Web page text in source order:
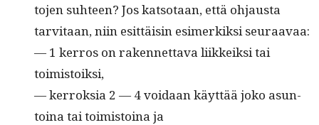
to­jen suh­teen? Jos kat­so­taan, että ohjaus­ta
tarvi­taan, niin esit­täisin esimerkik­si seuraavaa:
— 1 ker­ros on raken­net­ta­va liikkeik­si tai
toimistoiksi,
— ker­roksia 2 — 4 voidaan käyt­tää joko asun­
toina tai toimis­toina ja